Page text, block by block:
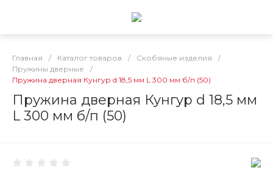
Главная / Каталог товаров / Скобяные изделия
/
Пружины дверные
/
Пружина дверная Кунгур d 18,5 мм L 300 мм б/п (50)
Пружина дверная Кунгур d 18,5 мм
L 300 мм б/п (50)